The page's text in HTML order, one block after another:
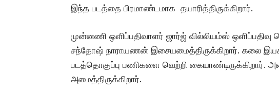
இந்த படத்தை பிரமாண்டமாக தயாரித்திருக்கிறார்.
முன்னணி ஒளிப்பதிவாளர் ஜார்ஜ் வில்லியம்ஸ் ஒளிப்பதிவு
சந்தோஷ் நாராயணன் இசையமைத்திருக்கிறார். கலை
படத்தொகுப்பு பணிகளை வெற்றி கையாண்டிருக்கிறார்.
அமைத்திருக்கிறார்.